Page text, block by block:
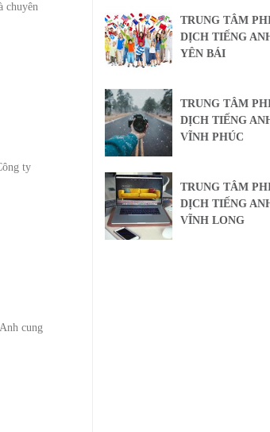
chuyên
ty
cung
TRUNG TÂM
DỊCH TIẾNG
YÊN BÁI
TRUNG TÂM
DỊCH TIẾNG
VĨNH PHÚC
TRUNG TÂM
DỊCH TIẾNG
VĨNH LONG